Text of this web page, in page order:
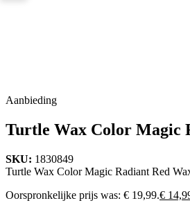
Aanbieding
Turtle Wax Color Magic
SKU: 1830849
Turtle Wax Color Magic Radiant Red
Oorspronkelijke prijs was: € 19,99.€